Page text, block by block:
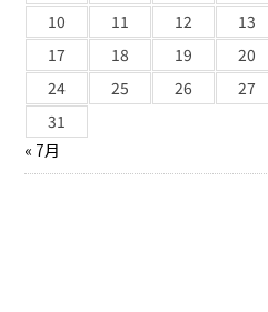
10
11 12 13
17
18 19 20
24
25 26 27
31
« 7月